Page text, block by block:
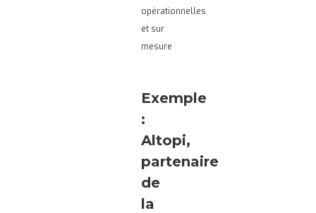
opérationnelles
et sur
mesure
Exemple
:
Altopi,
partenaire
de
la